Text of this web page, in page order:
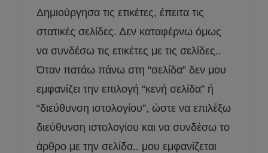
Δημιούργησα τις ετικέτες, έπειτα τις
στατικές σελίδες. Δεν καταφέρνω όμως
να συνδέσω τις ετικέτες με τις σελίδες..
Όταν πατάω πάνω στη “σελίδα” δεν μου
εμφανίζει την επιλογή “κενή σελίδα” ή
“διεύθυνση ιστολογίου”, ώστε να επιλέξω
διεύθυνση ιστολογίου και να συνδέσω το
άρθρο με την σελίδα.. μου εμφανίζεται